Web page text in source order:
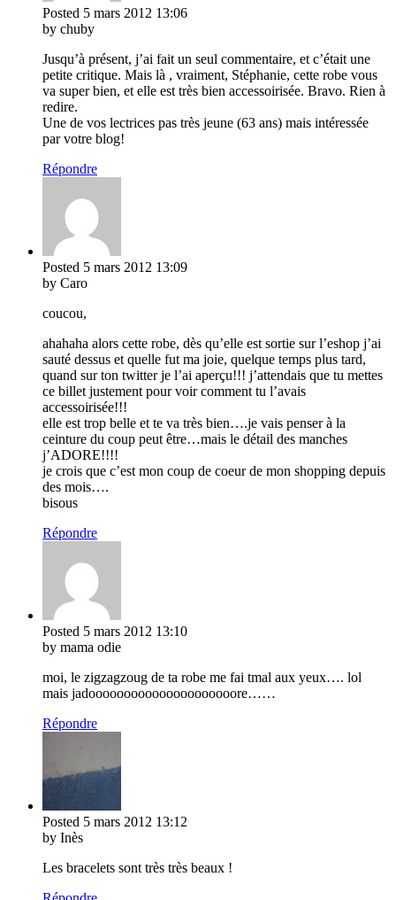
Posted 5 mars 2012 13:06
by chuby
Jusqu’à présent, j’ai fait un seul commentaire, et c’était une
petite critique. Mais là , vraiment, Stéphanie, cette robe vous
va super bien, et elle est très bien accessoirisée. Bravo. Rien à
redire.
Une de vos lectrices pas très jeune (63 ans) mais intéressée
par votre blog!
Répondre
Posted 5 mars 2012 13:09
by Caro
coucou,
ahahaha alors cette robe, dès qu’elle est sortie sur l’eshop j’ai
sauté dessus et quelle fut ma joie, quelque temps plus tard,
quand sur ton twitter je l’ai aperçu!!! j’attendais que tu mettes
ce billet justement pour voir comment tu l’avais
accessoirisée!!!
elle est trop belle et te va très bien….je vais penser à la
ceinture du coup peut être…mais le détail des manches
j’ADORE!!!!
je crois que c’est mon coup de coeur de mon shopping depuis
des mois….
bisous
Répondre
Posted 5 mars 2012 13:10
by mama odie
moi, le zigzagzoug de ta robe me fai tmal aux yeux…. lol
mais jadooooooooooooooooooooore……
Répondre
Posted 5 mars 2012 13:12
by Inès
Les bracelets sont très très beaux !